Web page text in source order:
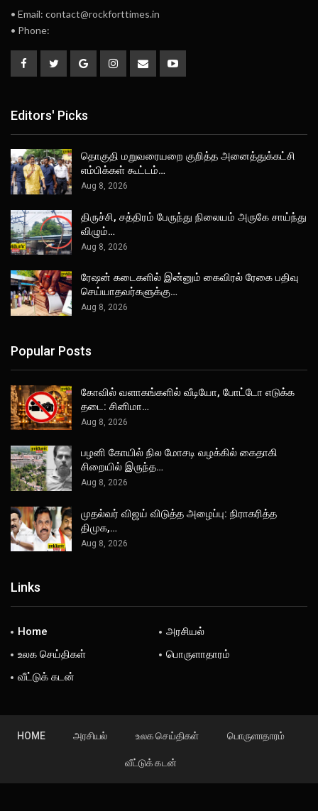
• Email: contact@rockforttimes.in
• Phone:
Editors' Picks
தொகுதி மறுவரையறை குறித்த அனைத்துக்கட்சி
எம்பிக்கள் கூட்டம்…
Aug 8, 2026
திருச்சி, சத்திரம் பேருந்து நிலையம் அருகே சாய்ந்து
விழும்…
Aug 8, 2026
ரேஷன் கடைகளில் இன்னும் கைவிரல் ரேகை பதிவு
செய்யாதவர்களுக்கு…
Aug 8, 2026
Popular Posts
கோவில் வளாகங்களில் வீடியோ, போட்டோ எடுக்க
தடை: சினிமா…
Aug 8, 2026
பழனி கோயில் நில மோசடி வழக்கில் கைதாகி
சிறையில் இருந்த…
Aug 8, 2026
முதல்வர் விஜய் விடுத்த அழைப்பு: நிராகரித்த
திமுக,…
Aug 8, 2026
Links
Home
அரசியல்
உலக செய்திகள்
பொருளாதாரம்
வீட்டுக் கடன்
HOME அரசியல் உலக செய்திகள் பொருளாதாரம்
வீட்டுக் கடன்